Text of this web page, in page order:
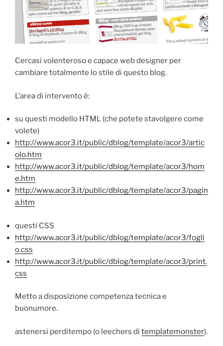
Cercasi volenteroso e capace web designer per
cambiare totalmente lo stile di questo blog.
L’area di intervento è:
su questi modello HTML (che potete stavolgere come
volete)
http://www.acor3.it/public/dblog/template/acor3/artic
olo.htm
http://www.acor3.it/public/dblog/template/acor3/hom
e.htm
http://www.acor3.it/public/dblog/template/acor3/pagin
a.htm
questi CSS
http://www.acor3.it/public/dblog/template/acor3/fogli
o.css
http://www.acor3.it/public/dblog/template/acor3/print.
css
Metto a disposizione competenza tecnica e
buonumore.
astenersi perditempo (o leechers di templatemonster).